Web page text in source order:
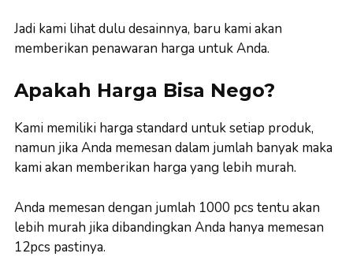
Jadi kami lihat dulu desainnya, baru kami akan
memberikan penawaran harga untuk Anda.
Apakah Harga Bisa Nego?
Kami memiliki harga standard untuk setiap produk,
namun jika Anda memesan dalam jumlah banyak maka
kami akan memberikan harga yang lebih murah.
Anda memesan dengan jumlah 1000 pcs tentu akan
lebih murah jika dibandingkan Anda hanya memesan
12pcs pastinya.